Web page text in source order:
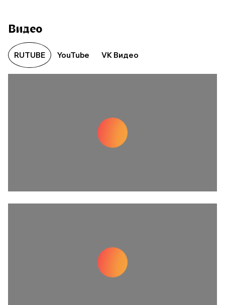
Видео
RUTUBE YouTube VK Видео